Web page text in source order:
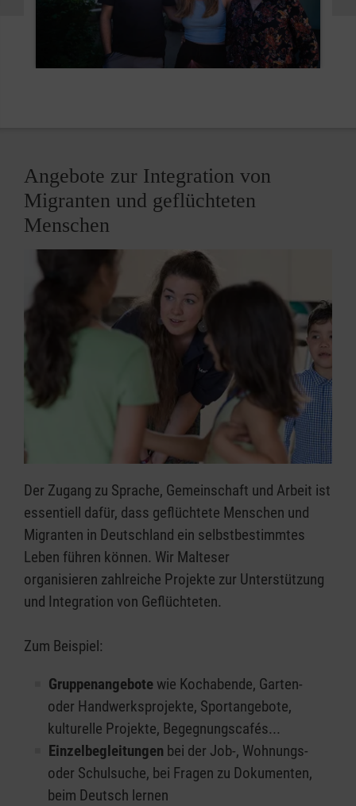
Angebote zur Integration von
Migranten und geflüchteten
Menschen
Der Zugang zu Sprache, Gemeinschaft und Arbeit ist
essentiell dafür, dass geflüchtete Menschen und
Migranten in Deutschland ein selbstbestimmtes
Leben führen können. Wir Malteser
organisieren zahlreiche Projekte zur Unterstützung
und Integration von Geflüchteten.
Zum Beispiel:
Gruppenangebote wie Kochabende, Garten-
oder Handwerksprojekte, Sportangebote,
kulturelle Projekte, Begegnungscafés...
Einzelbegleitungen bei der Job-, Wohnungs-
oder Schulsuche, bei Fragen zu Dokumenten,
beim Deutsch lernen